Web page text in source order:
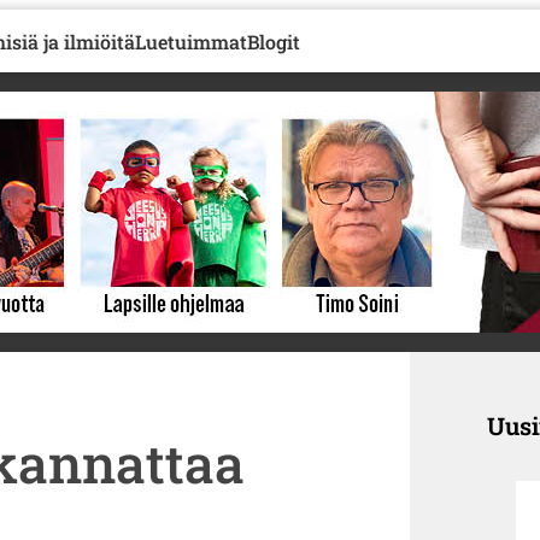
ja ilmiöitäLuetuimmatBlogit